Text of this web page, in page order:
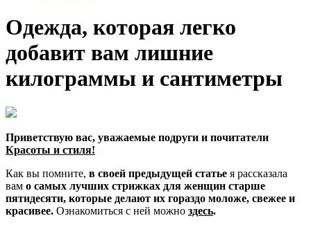
Одежда, которая легко
добавит вам лишние
килограммы и сантиметры
Приветствую вас, уважаемые подруги и почитатели
Красоты и стиля!
Как вы помните, в своей предыдущей статье я рассказала
вам о самых лучших стрижках для женщин старше
пятидесяти, которые делают их гораздо моложе, свежее и
красивее. Ознакомиться с ней можно здесь.